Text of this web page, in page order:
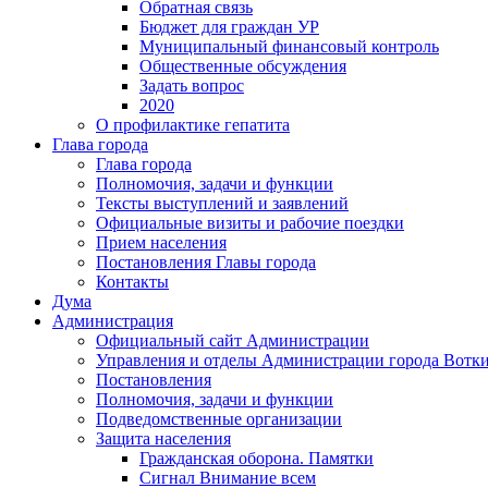
Обратная связь
Бюджет для граждан УР
Муниципальный финансовый контроль
Общественные обсуждения
Задать вопрос
2020
О профилактике гепатита
Глава города
Глава города
Полномочия, задачи и функции
Тексты выступлений и заявлений
Официальные визиты и рабочие поездки
Прием населения
Постановления Главы города
Контакты
Дума
Администрация
Официальный сайт Администрации
Управления и отделы Администрации города
Постановления
Полномочия, задачи и функции
Подведомственные организации
Защита населения
Гражданская оборона. Памятки
Сигнал Внимание всем